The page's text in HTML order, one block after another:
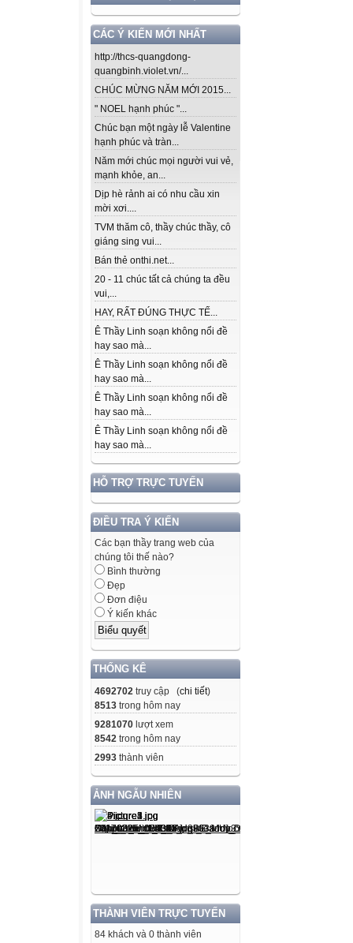
CÁC Ý KIẾN MỚI NHẤT
http://thcs-quangdong-
quangbinh.violet.vn/...
CHÚC MỪNG NĂM MỚI 2015...
" NOEL hạnh phúc "...
Chúc bạn một ngày lễ Valentine
hạnh phúc và tràn...
Năm mới chúc mọi người vui vẻ,
mạnh khỏe, an...
Dịp hè rảnh ai có nhu cầu xin
mời xơi....
TVM thăm cô, thầy chúc thầy, cô
giáng sing vui...
Bán thẻ onthi.net...
20 - 11 chúc tất cả chúng ta đều
vui,...
HAY, RẤT ĐÚNG THỰC TẾ...
Ê Thầy Linh soạn không nổi đề
hay sao mà...
Ê Thầy Linh soạn không nổi đề
hay sao mà...
Ê Thầy Linh soạn không nổi đề
hay sao mà...
Ê Thầy Linh soạn không nổi đề
hay sao mà...
HỖ TRỢ TRỰC TUYẾN
ĐIỀU TRA Ý KIẾN
Các bạn thầy trang web của
chúng tôi thế nào?
Bình thường
Đẹp
Đơn điệu
Ý kiến khác
THỐNG KÊ
4692702 truy cập (chi tiết)
8513 trong hôm nay
9281070 lượt xem
8542 trong hôm nay
2993 thành viên
ẢNH NGẪU NHIÊN
THÀNH VIÊN TRỰC TUYẾN
84 khách và 0 thành viên